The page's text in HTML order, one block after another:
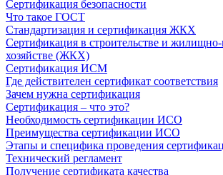
Сертификация безопасности
Что такое ГОСТ
Стандартизация и сертификация ЖКХ
Сертификация в строительстве и
хозяйстве (ЖКХ)
Сертификация ИСМ
Где действителен сертификат соответствия
Зачем нужна сертификация
Сертификация – что это?
Необходимость сертификации ИСО
Преимущества сертификации ИСО
Этапы и специфика проведения
Технический регламент
Получение сертификата качества